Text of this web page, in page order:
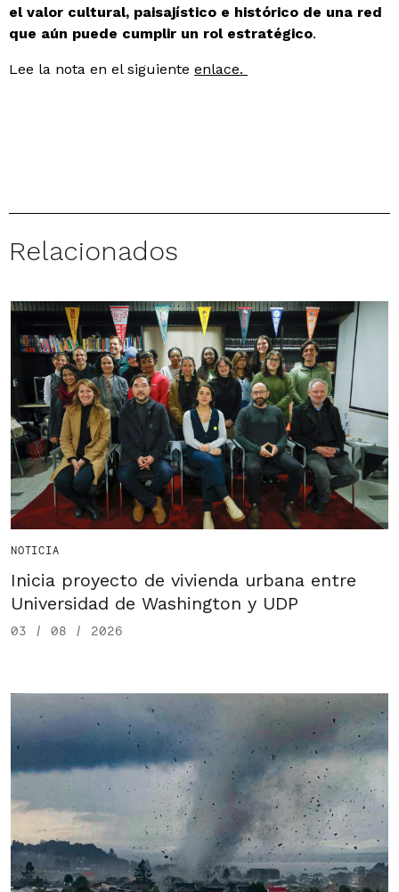
el valor cultural, paisajístico e histórico de una red
que aún puede cumplir un rol estratégico.
Lee la nota en el siguiente enlace.
Relacionados
NOTICIA
Inicia proyecto de vivienda urbana entre
Universidad de Washington y UDP
03 / 08 / 2026